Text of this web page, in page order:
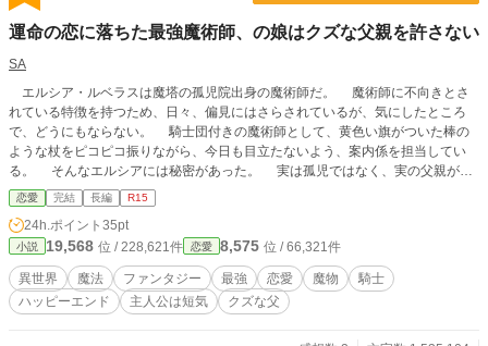
運命の恋に落ちた最強魔術師、の娘はクズな父親を許さない
SA
エルシア・ルベラスは魔塔の孤児院出身の魔術師だ。 魔術師に不向きとさ
れている特徴を持つため、日々、偏見にはさらされているが、気にしたところ
で、どうにもならない。 騎士団付きの魔術師として、黄色い旗がついた棒の
ような杖をピコピコ振りながら、今日も目立たないよう、案内係を担当してい
る。 そんなエルシアには秘密があった。 実は孤児ではなく、実の父親がま
だ生きていること。『運命の恋』に落ちた最強魔術師と謳われる、最凶にクズな
父親が。 ＊誤字脱字、ご容赦ください。 ＊王女殿下の魔猫編は6-1で終了。 ＊
暗黒騎士と鍵穴編は6-1で終了。 ＊王子殿下の魔剣編は6-1で終了。 ＊聖魔術師
の幻影編は6-1で終了。 ＊覆面作家と水精編は6-1で終了。 ＊辺境伯領の噴出編
は6-1で終了。 ＊王女殿下と木精編は6-1で終了。 ＊騎士一族と黒鉄編は6-1で終
了。 ＊亡魔術師の金冠編は6-3で終了。 すみません、第三騎士団第一隊長、変換
ミスで、カニスが途中からケニスになっています。 修正が面倒なので、カニス
恋愛 完結 長編 R15
24h.ポイント 35pt
小説 19,568 位 / 228,621件 恋愛 8,575 位 / 66,321件
異世界 魔法 ファンタジー 最強 恋愛 魔物
騎士
ハッピーエンド
主人公は短気 クズな父